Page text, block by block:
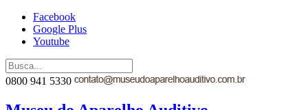
Facebook
Google Plus
Youtube
0800 941 5330